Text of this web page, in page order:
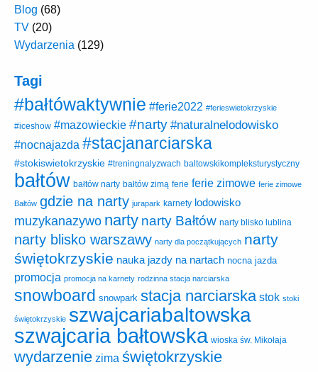
Blog (68)
TV (20)
Wydarzenia (129)
Tagi
#bałtówaktywnie #ferie2022 #ferieswietokrzyskie
#iceshow #mazowieckie #narty #naturalnelodowisko
#nocnajazda #stacjanarciarska
#stokiswietokrzyskie #treningnalyzwach baltowskikompleksturystyczny
bałtów bałtów narty bałtów zimą ferie ferie zimowe ferie zimowe
Bałtów gdzie na narty jurapark karnety lodowisko
muzykanazywo narty narty Bałtów narty blisko lublina
narty blisko warszawy narty dla początkujących narty
świętokrzyskie nauka jazdy na nartach nocna jazda
promocja promocja na karnety rodzinna stacja narciarska
snowboard snowpark stacja narciarska stok stoki
świętokrzyskie szwajcariabaltowska
szwajcaria bałtowska wioska św. Mikołaja
wydarzenie zima świętokrzyskie